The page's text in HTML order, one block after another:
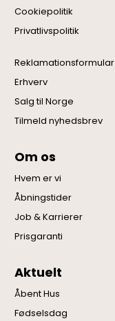
Cookiepolitik
Privatlivspolitik
Reklamationsformular
Erhverv
Salg til Norge
Tilmeld nyhedsbrev
Om os
Hvem er vi
Åbningstider
Job & Karrierer
Prisgaranti
Aktuelt
Åbent Hus
Fødselsdag